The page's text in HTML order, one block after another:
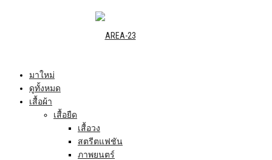
มาใหม่
ดูทั้งหมด
เสื้อผ้า
เสื้อยืด
เสื้อวง
สตรีตแฟชัน
ภาพยนตร์